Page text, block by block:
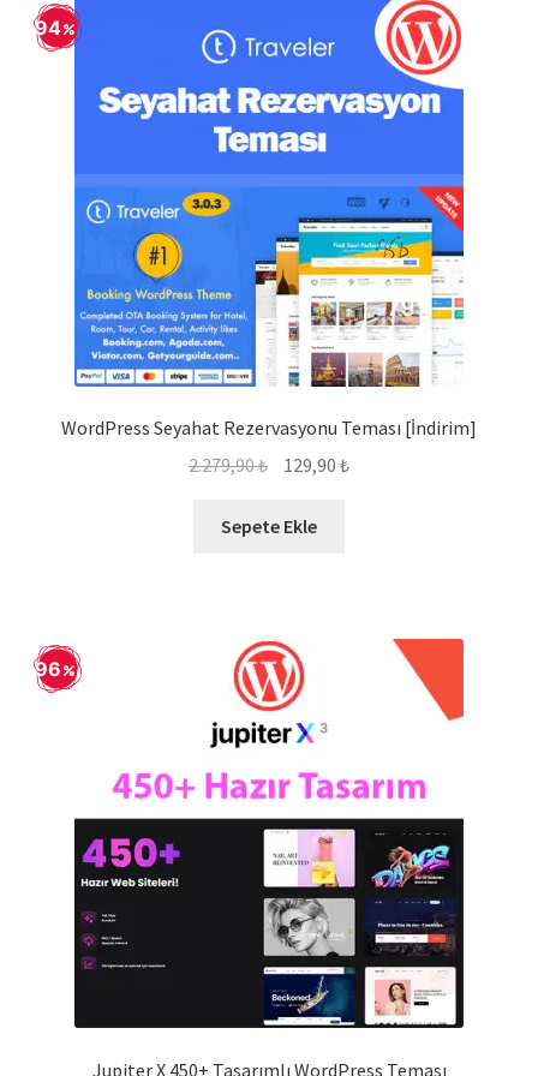
WordPress Seyahat Rezervasyonu Teması [İndirim]
94
2.279,90₺
Orijinal
2.279,90 ₺.
129,90 ₺Şu
Sepete Ekle
Jupiter X 450+ Tasarımlı WordPress Teması
96